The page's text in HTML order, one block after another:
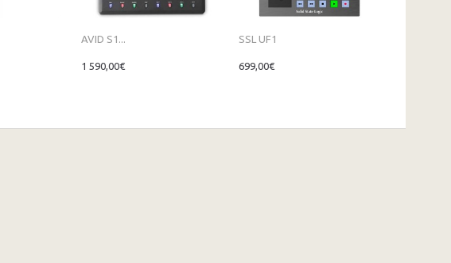
AVID S1...
1 590,00€
SSL UF1
699,00€